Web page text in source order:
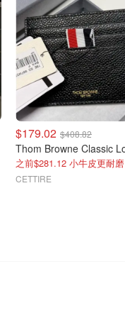
$179.02 $408.82
之前$281.12 小牛皮更耐磨
CETTIRE